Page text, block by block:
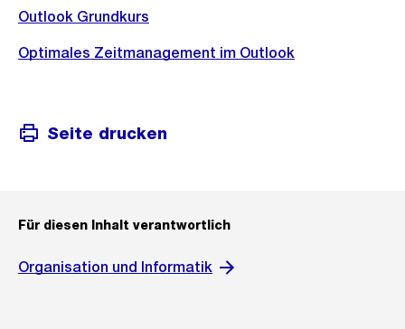
Outlook Grundkurs
Optimales Zeitmanagement im Outlook
Seite drucken
Für diesen Inhalt verantwortlich
Organisation und Informatik